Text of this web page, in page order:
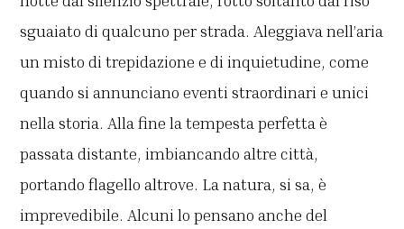
sguaiato di qualcuno per strada. Aleggiava nell’aria
un misto di trepidazione e di inquietudine, come
quando si annunciano eventi straordinari e unici
nella storia. Alla fine la tempesta perfetta è
passata distante, imbiancando altre città,
portando flagello altrove. La natura, si sa, è
imprevedibile. Alcuni lo pensano anche del